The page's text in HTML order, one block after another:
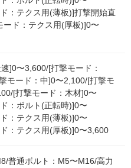
：テクス用(薄板)]打撃開始直
ード：テクス用(厚板)]0〜
]0〜3,600/[打撃モード：
モード：中]0〜2,100/[打撃モ
[打撃モード：木材]0〜
：ボルト(正転時)]0〜
：テクス用(薄板)]0〜
：テクス用(厚板)]0〜3,600
普通ボルト：M5〜M16/高力